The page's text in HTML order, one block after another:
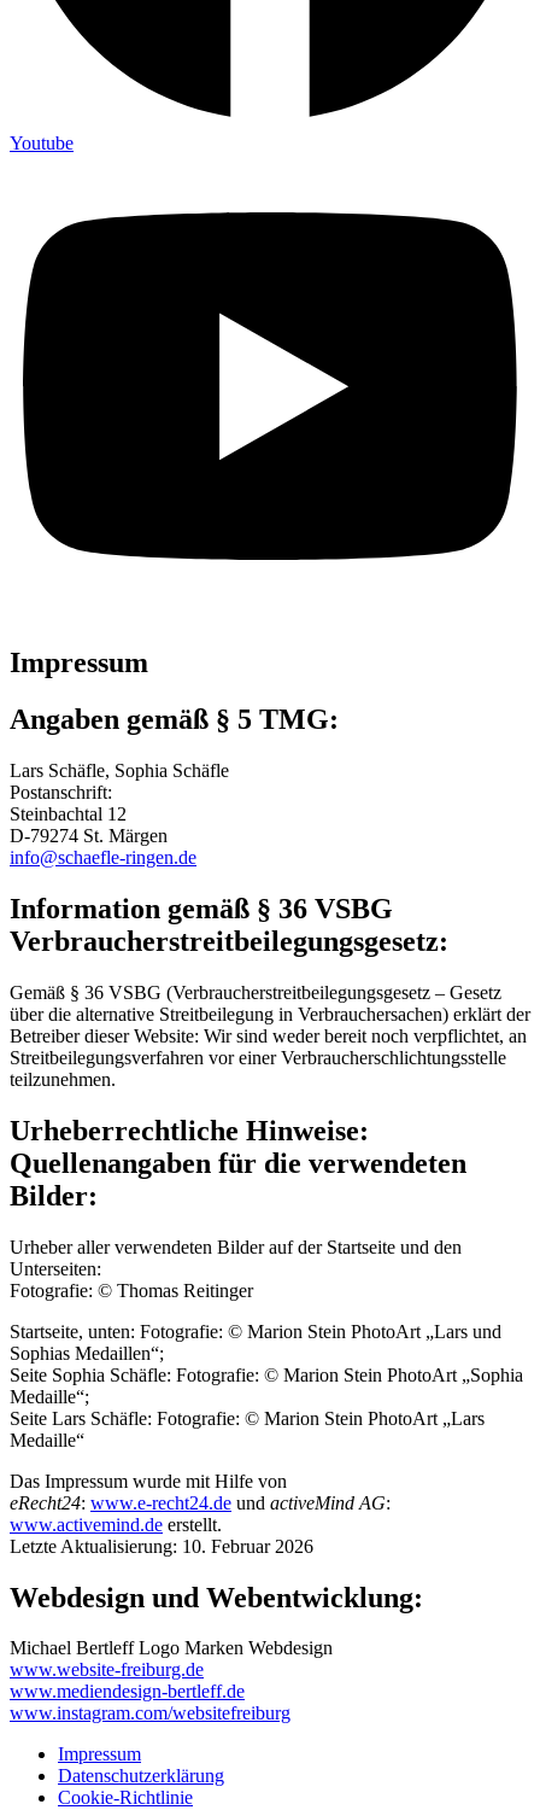
Youtube
Impressum
Angaben gemäß § 5 TMG:
Lars Schäfle, Sophia Schäfle
Postanschrift:
Steinbachtal 12
D-79274 St. Märgen
info@schaefle-ringen.de
Information gemäß § 36 VSBG
Verbraucherstreitbeilegungsgesetz:
Gemäß § 36 VSBG (Verbraucherstreitbeilegungsgesetz – Gesetz
über die alternative Streitbeilegung in Verbrauchersachen) erklärt der
Betreiber dieser Website: Wir sind weder bereit noch verpflichtet, an
Streitbeilegungsverfahren vor einer Verbraucherschlichtungsstelle
teilzunehmen.
Urheberrechtliche Hinweise:
Quellenangaben für die verwendeten
Bilder:
Urheber aller verwendeten Bilder auf der Startseite und den
Unterseiten:
Fotografie: © Thomas Reitinger
Startseite, unten: Fotografie: © Marion Stein PhotoArt „Lars und
Sophias Medaillen“;
Seite Sophia Schäfle: Fotografie: © Marion Stein PhotoArt „Sophia
Medaille“;
Seite Lars Schäfle: Fotografie: © Marion Stein PhotoArt „Lars
Medaille“
Das Impressum wurde mit Hilfe von
eRecht24: www.e-recht24.de und activeMind AG:
www.activemind.de erstellt.
Letzte Aktualisierung: 10. Februar 2026
Webdesign und Webentwicklung:
Michael Bertleff Logo Marken Webdesign
www.website-freiburg.de
www.mediendesign-bertleff.de
www.instagram.com/websitefreiburg
Impressum
Datenschutzerklärung
Cookie-Richtlinie